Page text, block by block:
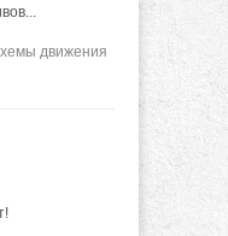
движения